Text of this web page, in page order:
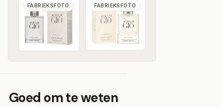
FABRIEKSFOTO FABRIEKSFOTO
Goed om te weten